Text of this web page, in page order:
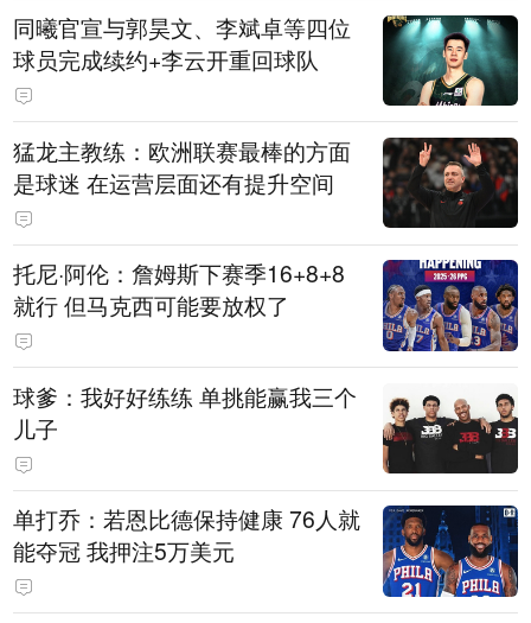
同曦官宣与郭昊文、李斌卓等四位
球员完成续约+李云开重回球队
猛龙主教练：欧洲联赛最棒的方面
是球迷 在运营层面还有提升空间
托尼·阿伦：詹姆斯下赛季16+8+8
就行 但马克西可能要放权了
球爹：我好好练练 单挑能赢我三个
儿子
单打乔：若恩比德保持健康 76人就
能夺冠 我押注5万美元